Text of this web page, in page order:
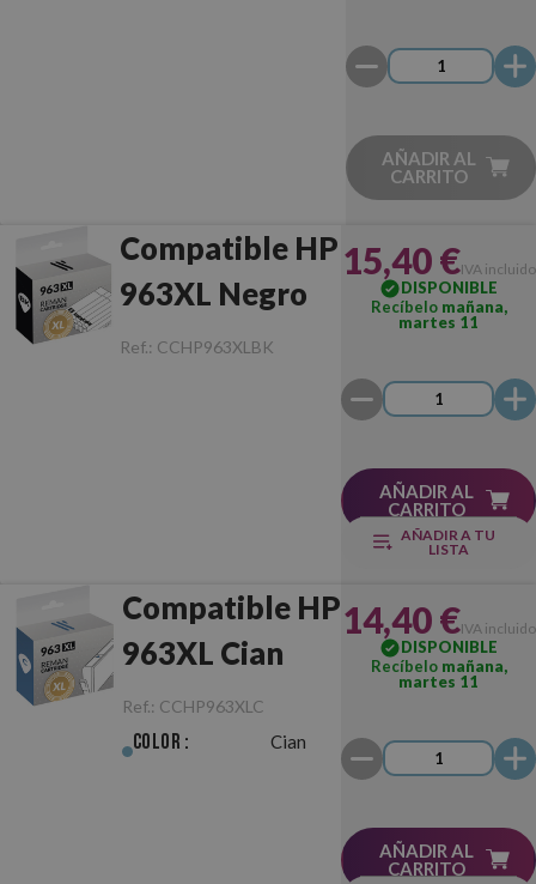
AÑADIR AL
CARRITO
Compatible HP
963XL Negro
Ref.: CCHP963XLBK
15,40 €IVA incluido
DISPONIBLE
Recíbelo mañana,
martes 11
AÑADIR AL
CARRITO
AÑADIR A TU
LISTA
Compatible HP
963XL Cian
Ref.: CCHP963XLC
Color : Cian
14,40 €IVA incluido
DISPONIBLE
Recíbelo mañana,
martes 11
AÑADIR AL
CARRITO